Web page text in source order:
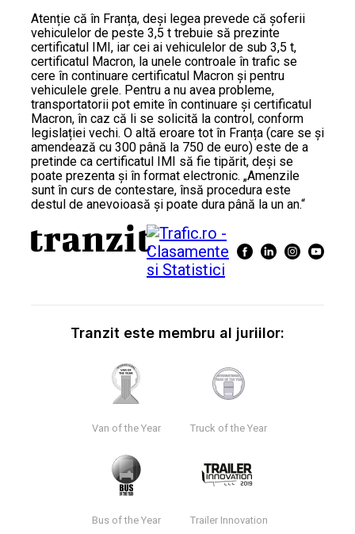
Atenție că în Franța, deși legea prevede că șoferii
vehiculelor de peste 3,5 t trebuie să prezinte
certificatul IMI, iar cei ai vehiculelor de sub 3,5 t,
certificatul Macron, la unele controale în trafic se
cere în continuare certificatul Macron și pentru
vehiculele grele. Pentru a nu avea probleme,
transportatorii pot emite în continuare și certificatul
Macron, în caz că li se solicită la control, conform
legislației vechi. O altă eroare tot în Franța (care se și
amendează cu 300 până la 750 de euro) este de a
pretinde ca certificatul IMI să fie tipărit, deși se
poate prezenta și în format electronic. „Amenzile
sunt în curs de contestare, însă procedura este
destul de anevoioasă și poate dura până la un an.“
Tranzit este membru al juriilor:
Van of the Year Truck of the Year
Bus of the Year Trailer Innovation